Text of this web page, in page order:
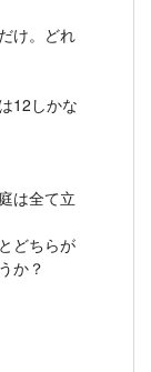
け。どれ
12しかな
は全て立
どちらが
か？